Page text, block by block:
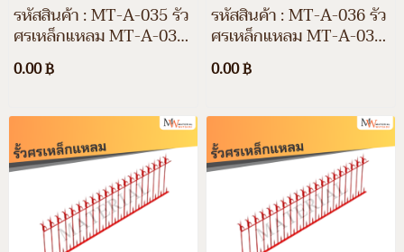
รหัสสินค้า : MT-A-035 รั้ว
ศรเหล็กแหลม MT-A-035
ความยาว 200 ซม. ความสูง
100 ซม. สีขาว สีดำ สีอื่นๆ
0.00 ฿
รหัสสินค้า : MT-A-036 รั้ว
ศรเหล็กแหลม MT-A-036
ความยาว 200 ซม. ความสูง
120 ซม. สีขาว สีดำ สีอื่นๆ
0.00 ฿